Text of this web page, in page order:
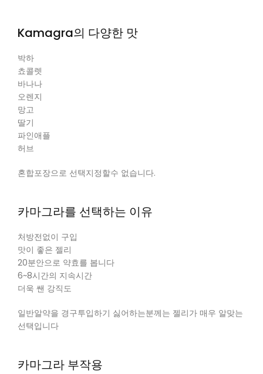
Kamagra의 다양한 맛
박하
쵸콜렛
바나나
오렌지
망고
딸기
파인애플
허브
혼합포장으로 선택지정할수 없습니다.
카마그라를 선택하는 이유
처방전없이 구입
맛이 좋은 젤리
20분안으로 약효를 봅니다
6~8시간의 지속시간
더욱 쌘 강직도
일반알약을 경구투입하기 싫어하는분께는 젤리가 매우 알맞는
선택입니다
카마그라 부작용